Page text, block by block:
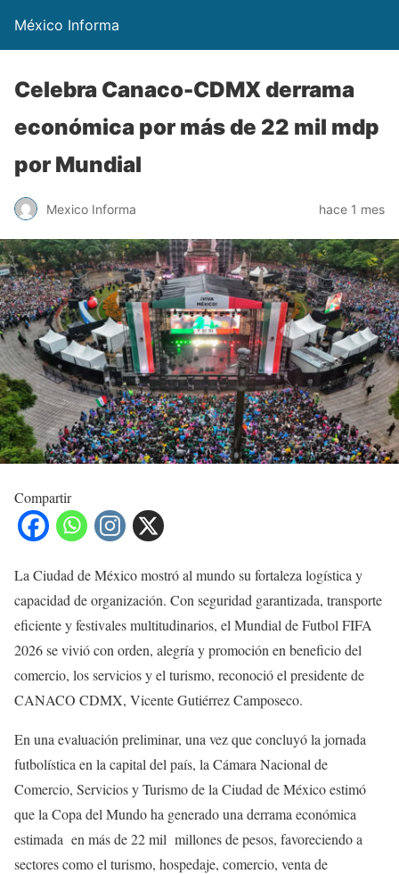
México Informa
Celebra Canaco-CDMX derrama
económica por más de 22 mil mdp
por Mundial
Mexico Informa hace 1 mes
Compartir
La Ciudad de México mostró al mundo su fortaleza logística y
capacidad de organización. Con seguridad garantizada, transporte
eficiente y festivales multitudinarios, el Mundial de Futbol FIFA
2026 se vivió con orden, alegría y promoción en beneficio del
comercio, los servicios y el turismo, reconoció el presidente de
CANACO CDMX, Vicente Gutiérrez Camposeco.
En una evaluación preliminar, una vez que concluyó la jornada
futbolística en la capital del país, la Cámara Nacional de
Comercio, Servicios y Turismo de la Ciudad de México estimó
que la Copa del Mundo ha generado una derrama económica
estimada en más de 22 mil millones de pesos, favoreciendo a
sectores como el turismo, hospedaje, comercio, venta de